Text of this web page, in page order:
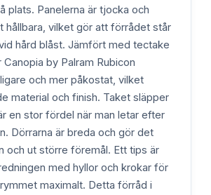
plats. Panelerna är tjocka och
hållbara, vilket gör att förrådet står
hård blåst. Jämfört med tectake
by Palram Rubicon
och mer påkostat, vilket
material och finish. Taket släpper
en stor fördel när man letar efter
Dörrarna är breda och gör det
och ut större föremål. Ett tips är
med hyllor och krokar för
maximalt. Detta förråd i